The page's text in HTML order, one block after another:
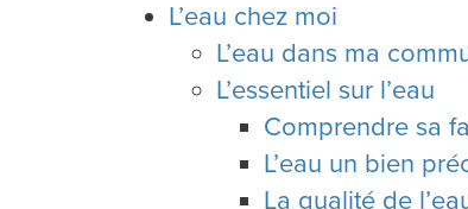
L’eau chez moi
L’eau dans ma
L’essentiel sur l’eau
Comprendre sa
L’eau un bien
La qualité de